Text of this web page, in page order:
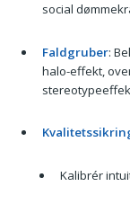
social
Faldgruber:
halo-effekt,
Kalibrér